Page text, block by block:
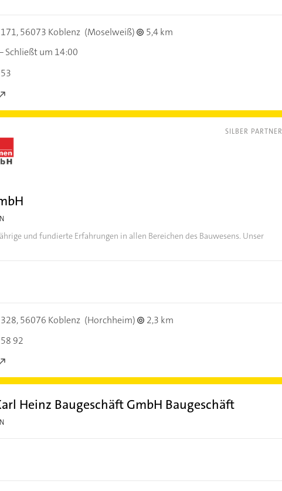
56073 Koblenz (Moselweiß)
5,4 km
Schließt um 14:00
SILBER PARTNER
und fundierte Erfahrungen in allen Bereichen des Bauwesens. Unser
56076 Koblenz (Horchheim)
2,3 km
92
Heinz Baugeschäft GmbH Baugeschäft